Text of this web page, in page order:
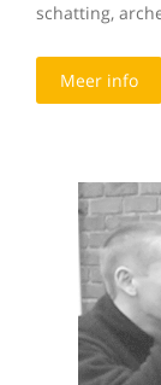
schatting,
Meer info